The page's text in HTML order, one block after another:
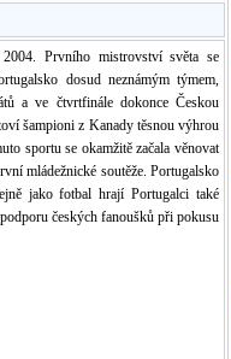
Prvního mistrovství světa se
dosud neznámým týmem,
a ve čtvrtfinále dokonce Českou
šampioni z Kanady těsnou výhrou
sportu se okamžitě začala věnovat
mládežnické soutěže. Portugalsko
jako fotbal hrají Portugalci také
českých fanoušků při pokusu